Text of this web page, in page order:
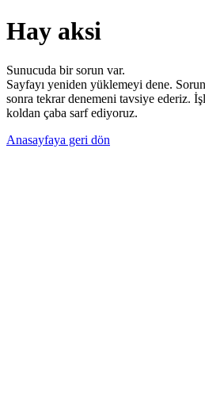
Hay aksi
Sunucuda bir sorun var.
Sayfayı yeniden yüklemeyi dene.
sonra tekrar denemeni tavsiye ederiz.
koldan çaba sarf ediyoruz.
Anasayfaya geri dön